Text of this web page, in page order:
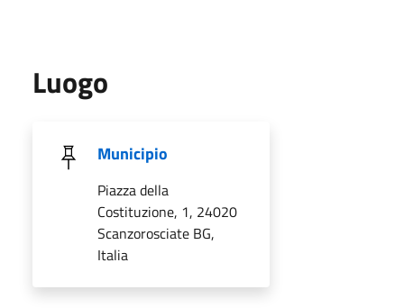
Luogo
Municipio
Piazza della
Costituzione, 1, 24020
Scanzorosciate BG,
Italia